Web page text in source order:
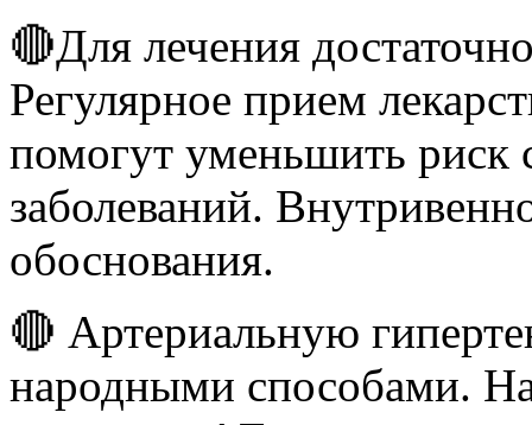
🔴Для лечения
Регулярное прием
помогут уменьшить риск
заболеваний.
обоснования.
🔴 Артериальную
народными способами.